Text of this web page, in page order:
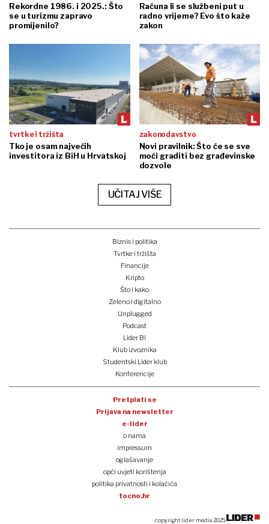
Rekordne 1986. i 2025.: Što
se u turizmu zapravo
promijenilo?
Računa li se službeni put u
radno vrijeme? Evo što kaže
zakon
tvrtke i tržišta
Tko je osam najvećih
investitora iz BiH u Hrvatskoj
zakonodavstvo
Novi pravilnik: Što će se sve
moći graditi bez građevinske
dozvole
UČITAJ VIŠE
Biznis i politika
Tvrtke i tržišta
Financije
Kripto
Što i kako
Zeleno i digitalno
Unplugged
Podcast
Lider BI
Klub izvoznika
Studentski Lider klub
Konferencije
Pretplati se
Prijava na newsletter
e-lider
o nama
impressum
oglašavanje
opći uvjeti korištenja
politika privatnosti i kolačića
tocno.hr
copyright lider media 2025.